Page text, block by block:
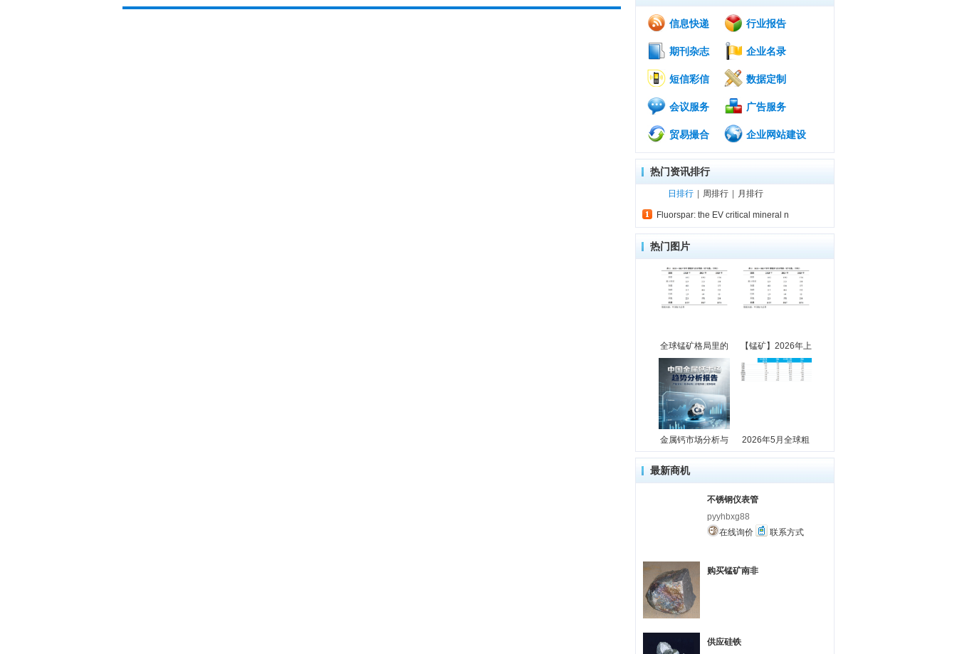
信息快递 行业报告
期刊杂志 企业名录
短信彩信 数据定制
会议服务 广告服务
贸易撮合 企业网站建设
热门资讯排行
日排行 周排行 月排行
Fluorspar: the EV critical mineral n
热门图片
全球锰矿格局里的 【锰矿】2026年上
金属钙市场分析与 2026年5月全球粗
最新商机
不锈钢仪表管
pyyhbxg88
在线询价
联系方式
购买锰矿南非
供应硅铁